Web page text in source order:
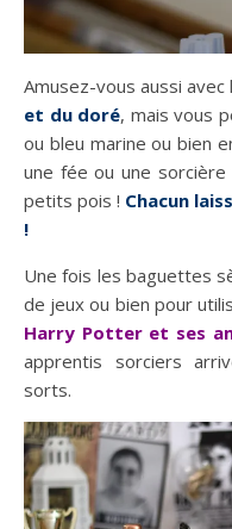
Amusez-vous aussi avec
et du doré, mais vous
ou bleu marine ou bien
une fée ou une
petits pois ! Chacun
!
Une fois les baguettes
de jeux ou bien pour
Harry Potter et ses
apprentis sorciers
sorts.